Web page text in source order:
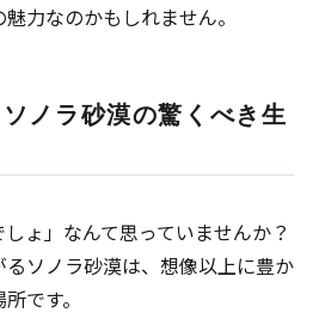
力なのかもしれません。
ノラ砂漠の驚くべき生
しょ」なんて思っていませんか？
ソノラ砂漠は、想像以上に豊か
です。